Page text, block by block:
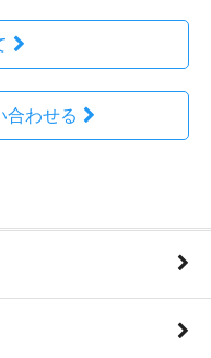
合わせる